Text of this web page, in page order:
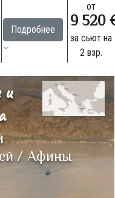
Подробнее
от
9 520
за сьют на
2 взр.
/ Афины